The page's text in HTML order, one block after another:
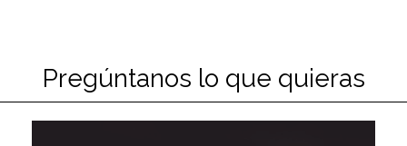
Pregúntanos lo que quieras